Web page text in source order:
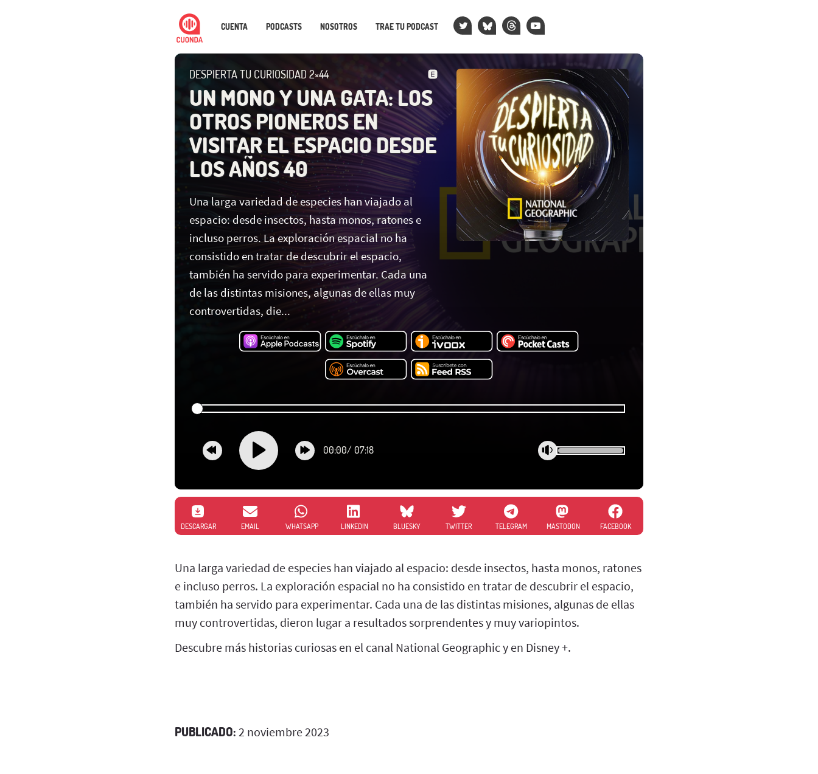
CUENTA PODCASTS NOSOTROS TRAE TU PODCAST
DESPIERTA TU CURIOSIDAD 2×44
UN MONO Y UNA GATA: LOS
OTROS PIONEROS EN
VISITAR EL ESPACIO DESDE
LOS AÑOS 40
Una larga variedad de especies han viajado al
espacio: desde insectos, hasta monos, ratones e
incluso perros. La exploración espacial no ha
consistido en tratar de descubrir el espacio,
también ha servido para experimentar. Cada una
de las distintas misiones, algunas de ellas muy
controvertidas, die...
00:00/ 07:18
DESCARGAR EMAIL WHATSAPP LINKEDIN BLUESKY TWITTER TELEGRAM MASTODON FACEBOOK
Una larga variedad de especies han viajado al espacio: desde insectos, hasta monos, ratones
e incluso perros. La exploración espacial no ha consistido en tratar de descubrir el espacio,
también ha servido para experimentar. Cada una de las distintas misiones, algunas de ellas
muy controvertidas, dieron lugar a resultados sorprendentes y muy variopintos.
Descubre más historias curiosas en el canal National Geographic y en Disney +.
PUBLICADO: 2 noviembre 2023